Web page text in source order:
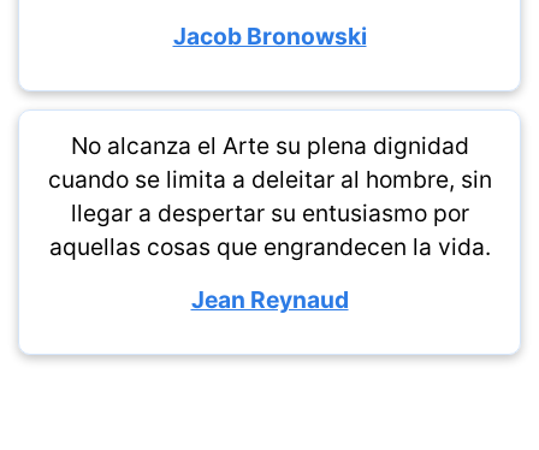
Jacob Bronowski
No alcanza el Arte su plena dignidad
cuando se limita a deleitar al hombre, sin
llegar a despertar su entusiasmo por
aquellas cosas que engrandecen la vida.
Jean Reynaud